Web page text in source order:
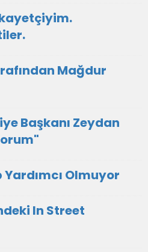
Mağdur
Başkanı Zeydan
Olmuyor
In Street